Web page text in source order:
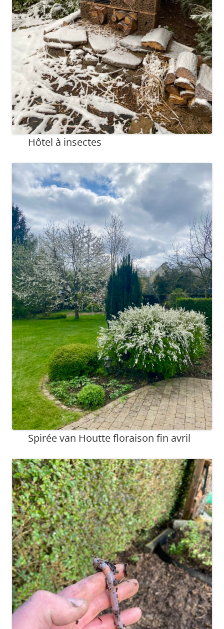
Hôtel à insectes
Spirée van Houtte floraison fin avril